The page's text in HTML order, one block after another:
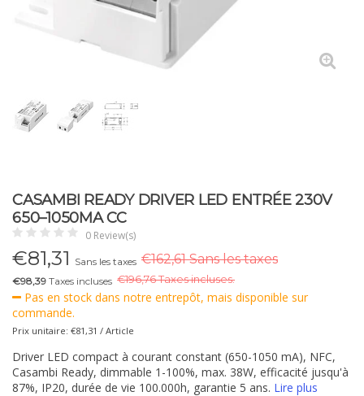
CASAMBI READY DRIVER LED ENTRÉE 230V
650–1050MA CC
0 Review(s)
€81,31 Sans les taxes €162,61 Sans les taxes
€98,39 Taxes incluses €196,76 Taxes incluses.
Pas en stock dans notre entrepôt, mais disponible sur
commande.
Prix unitaire: €81,31 / Article
Driver LED compact à courant constant (650-1050 mA), NFC,
Casambi Ready, dimmable 1-100%, max. 38W, efficacité jusqu'à
87%, IP20, durée de vie 100.000h, garantie 5 ans. Lire plus